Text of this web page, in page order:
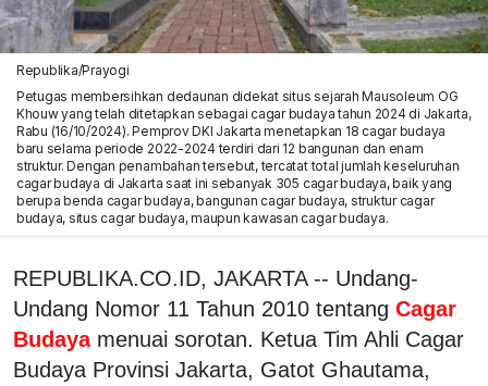
Republika/Prayogi
Petugas membersihkan dedaunan didekat situs sejarah Mausoleum OG
Khouw yang telah ditetapkan sebagai cagar budaya tahun 2024 di Jakarta,
Rabu (16/10/2024). Pemprov DKI Jakarta menetapkan 18 cagar budaya
baru selama periode 2022-2024 terdiri dari 12 bangunan dan enam
struktur. Dengan penambahan tersebut, tercatat total jumlah keseluruhan
cagar budaya di Jakarta saat ini sebanyak 305 cagar budaya, baik yang
berupa benda cagar budaya, bangunan cagar budaya, struktur cagar
budaya, situs cagar budaya, maupun kawasan cagar budaya.
REPUBLIKA.CO.ID, JAKARTA -- Undang-
Undang Nomor 11 Tahun 2010 tentang Cagar
Budaya menuai sorotan. Ketua Tim Ahli Cagar
Budaya Provinsi Jakarta, Gatot Ghautama,